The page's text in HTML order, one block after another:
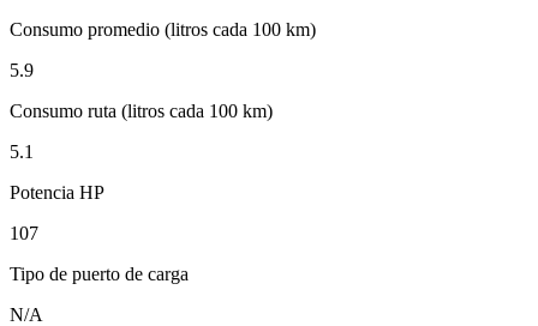
Consumo promedio (litros cada 100 km)
5.9
Consumo ruta (litros cada 100 km)
5.1
Potencia HP
107
Tipo de puerto de carga
N/A